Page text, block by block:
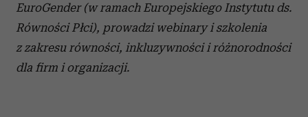
EuroGender (w ramach Europejskiego Instytutu ds.
Równości Płci), prowadzi webinary i szkolenia
z zakresu równości, inkluzywności i różnorodności
dla firm i organizacji.